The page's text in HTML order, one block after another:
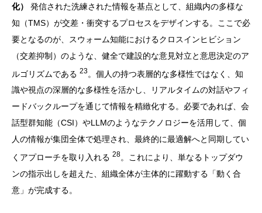
化）
発信された洗練された情報を基点として、組織内の多様な
知（TMS）が交差・衝突するプロセスをデザインする。ここで必
要となるのが、スウォーム知能におけるクロスインヒビション
（交差抑制）のような、健全で建設的な意見対立と意思決定のア
ルゴリズムである 23。個人の持つ表層的な多様性ではなく、知
識や視点の深層的な多様性を活かし、リアルタイムの対話やフィ
ードバックループを通じて情報を精緻化する。必要であれば、会
話型群知能（CSI）やLLMのようなテクノロジーを活用して、個
人の情報が集団全体で処理され、最終的に最適解へと同期してい
くアプローチを取り入れる 28。これにより、単なるトップダウ
ンの指示出しを超えた、組織全体が主体的に躍動する「動く合
意」が完成する。